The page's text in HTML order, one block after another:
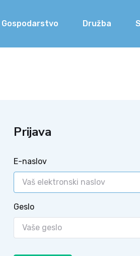
Gospodarstvo Družba
Prijava
E-naslov
Geslo